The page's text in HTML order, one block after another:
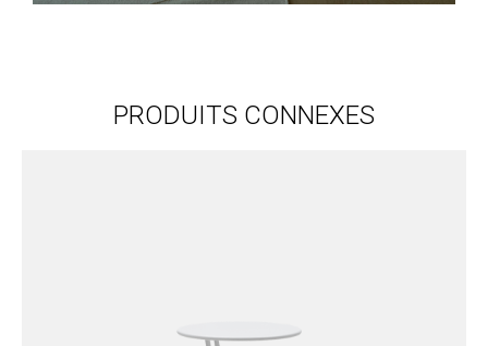
PRODUITS CONNEXES